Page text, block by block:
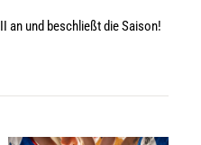
an und beschließt die Saison!